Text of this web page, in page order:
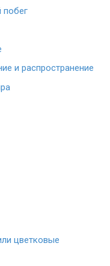
и распространение
цветковые